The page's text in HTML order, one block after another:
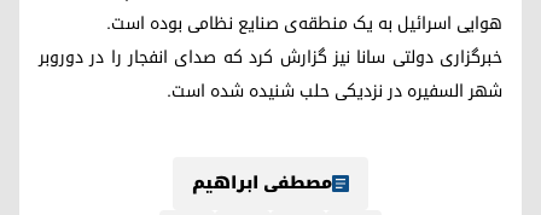
هوایی اسرائیل به یک منطقه‌ی صنایع نظامی بوده است.
خبرگزاری دولتی سانا نیز گزارش کرد که صدای انفجار را در دوروبر
شهر السفیره در نزدیکی حلب شنیده شده است.
مصطفی ابراهیم